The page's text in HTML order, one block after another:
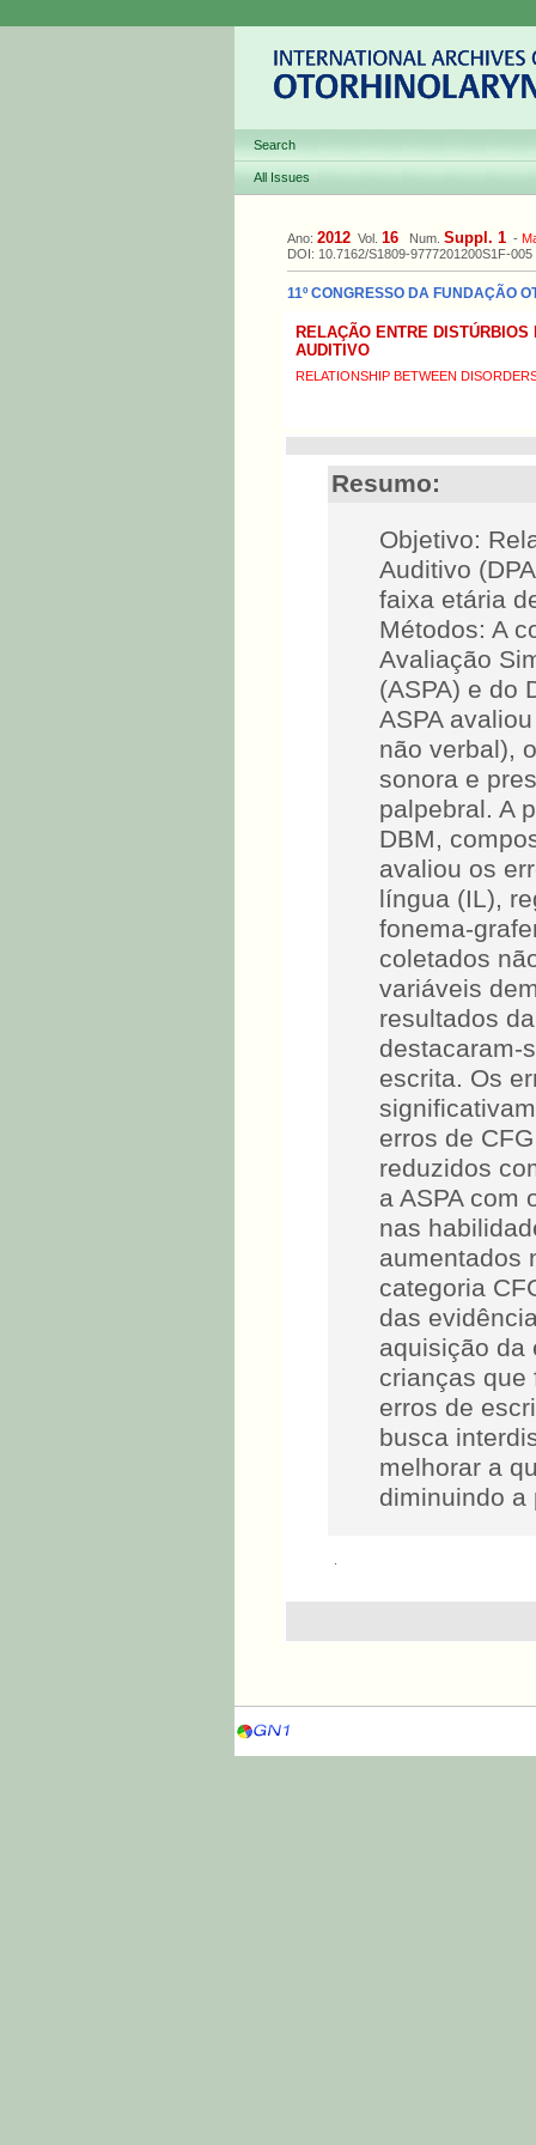
Search
All Issues
Ano: 2012 Vol. 16 Num. Suppl. 1 -
DOI: 10.7162/S1809-9777201200S1F-005
11º CONGRESSO DA FUNDAÇÃO
RELAÇÃO ENTRE
AUDITIVO
RELATIONSHIP BETWEEN
Resumo:
Objetivo:
Auditivo
faixa etária
Métodos: A
Avaliação
(ASPA) e do
ASPA
não verbal),
sonora e
palpebral. A
DBM,
avaliou os
língua (IL),
fonema-
coletados
variáveis
resultados
destacaram-
escrita. Os
erros de
reduzidos
a ASPA com
nas
aumentados
categoria
das
aquisição da
crianças que
erros de
busca
melhorar a
diminuindo a